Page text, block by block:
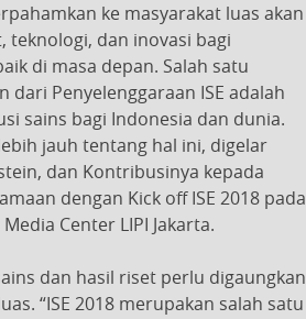
ke masyarakat luas akan
teknologi, dan inovasi bagi
di masa depan. Salah satu
dari Penyelenggaraan ISE adalah
sains bagi Indonesia dan dunia.
jauh tentang hal ini, digelar
dan Kontribusinya kepada
dengan Kick off ISE 2018 pada
Center LIPI Jakarta.
dan hasil riset perlu digaungkan
“ISE 2018 merupakan salah satu